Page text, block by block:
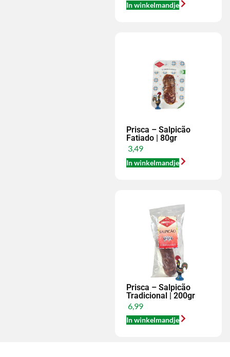
In winkelmandje
Prisca – Salpicão
Fatiado | 80gr
3,49
In winkelmandje
Prisca – Salpicão
Tradicional | 200gr
6,99
In winkelmandje